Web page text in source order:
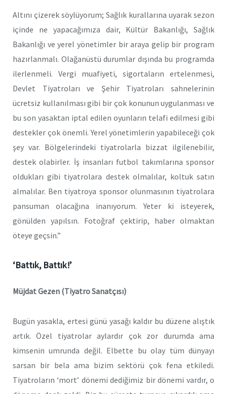
Altını çizerek söylüyorum; Sağlık kurallarına uyarak sezon
içinde ne yapacağımıza dair, Kültür Bakanlığı, Sağlık
Bakanlığı ve yerel yönetimler bir araya gelip bir program
hazırlanmalı. Olağanüstü durumlar dışında bu programda
ilerlenmeli. Vergi muafiyeti, sigortaların ertelenmesi,
Devlet Tiyatroları ve Şehir Tiyatroları sahnelerinin
ücretsiz kullanılması gibi bir çok konunun uygulanması ve
bu son yasaktan iptal edilen oyunların telafi edilmesi gibi
destekler çok önemli. Yerel yönetimlerin yapabileceği çok
şey var. Bölgelerindeki tiyatrolarla bizzat ilgilenebilir,
destek olabirler. İş insanları futbol takımlarına sponsor
oldukları gibi tiyatrolara destek olmalılar, koltuk satın
almalılar. Ben tiyatroya sponsor olunmasının tiyatrolara
pansuman olacağına inanıyorum. Yeter ki isteyerek,
gönülden yapılsın. Fotoğraf çektirip, haber olmaktan
öteye geçsin.”
‘Battık, Battık!’
Müjdat Gezen (Tiyatro Sanatçısı)
Bugün yasakla, ertesi günü yasağı kaldır bu düzene alıştık
artık. Özel tiyatrolar aylardır çok zor durumda ama
kimsenin umrunda değil. Elbette bu olay tüm dünyayı
sarsan bir bela ama bizim sektörü çok fena etkiledi.
Tiyatroların ‘mort’ dönemi dediğimiz bir dönemi vardır, o